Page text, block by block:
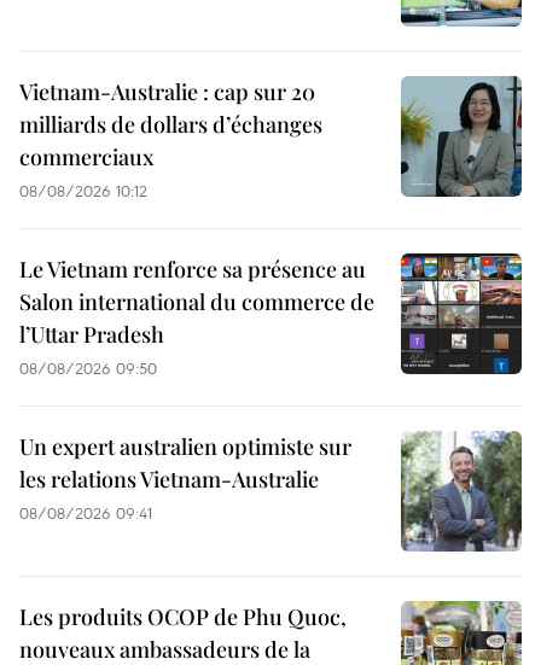
Vietnam-Australie : cap sur 20
milliards de dollars d’échanges
commerciaux
08/08/2026 10:12
Le Vietnam renforce sa présence au
Salon international du commerce de
l’Uttar Pradesh
08/08/2026 09:50
Un expert australien optimiste sur
les relations Vietnam-Australie
08/08/2026 09:41
Les produits OCOP de Phu Quoc,
nouveaux ambassadeurs de la